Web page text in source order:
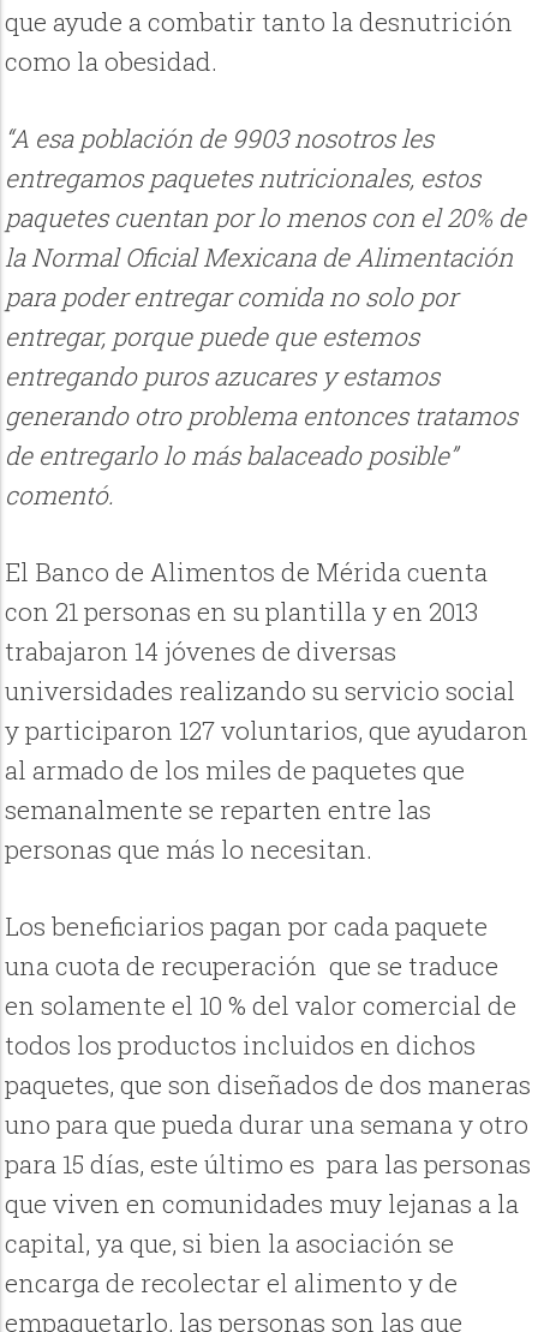
que ayude a combatir tanto la desnutrición
como la obesidad.
“A esa población de 9903 nosotros les
entregamos paquetes nutricionales, estos
paquetes cuentan por lo menos con el 20% de
la Normal Oficial Mexicana de Alimentación
para poder entregar comida no solo por
entregar, porque puede que estemos
entregando puros azucares y estamos
generando otro problema entonces tratamos
de entregarlo lo más balaceado posible”
comentó.
El Banco de Alimentos de Mérida cuenta
con 21 personas en su plantilla y en 2013
trabajaron 14 jóvenes de diversas
universidades realizando su servicio social
y participaron 127 voluntarios, que ayudaron
al armado de los miles de paquetes que
semanalmente se reparten entre las
personas que más lo necesitan.
Los beneficiarios pagan por cada paquete
una cuota de recuperación que se traduce
en solamente el 10 % del valor comercial de
todos los productos incluidos en dichos
paquetes, que son diseñados de dos maneras
uno para que pueda durar una semana y otro
para 15 días, este último es para las personas
que viven en comunidades muy lejanas a la
capital, ya que, si bien la asociación se
encarga de recolectar el alimento y de
empaquetarlo, las personas son las que